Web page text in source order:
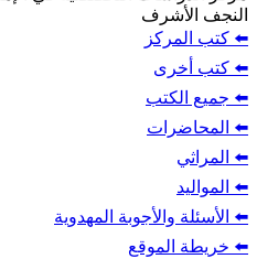
المهدوية